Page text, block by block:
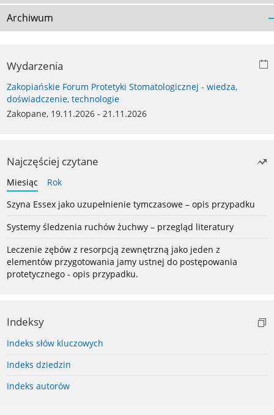
Archiwum
Wydarzenia
Zakopiańskie Forum Protetyki Stomatologicznej - wiedza,
doświadczenie, technologie
Zakopane, 19.11.2026 - 21.11.2026
Najczęściej czytane
Miesiąc
Rok
Szyna Essex jako uzupełnienie tymczasowe – opis przypadku
Systemy śledzenia ruchów żuchwy – przegląd literatury
Leczenie zębów z resorpcją zewnętrzną jako jeden z
elementów przygotowania jamy ustnej do postępowania
protetycznego - opis przypadku.
Indeksy
Indeks słów kluczowych
Indeks dziedzin
Indeks autorów